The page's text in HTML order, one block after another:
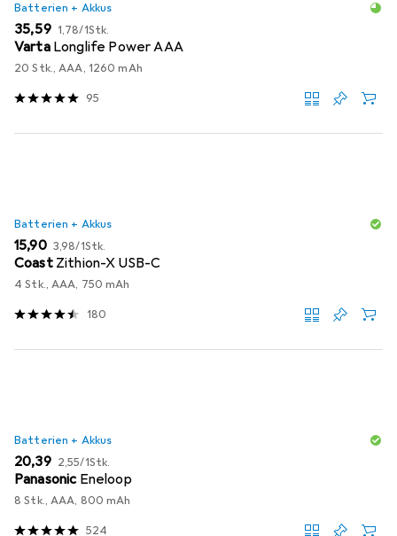
Batterien + Akkus
EUR
35,59 EUR
1,78/1Stk.
Varta Longlife Power AAA
20 Stk., AAA, 1260 mAh
95
Batterien + Akkus
EUR
15,90 EUR
3,98/1Stk.
Coast Zithion-X USB-C
4 Stk., AAA, 750 mAh
180
Batterien + Akkus
EUR
20,39 EUR
2,55/1Stk.
Panasonic Eneloop
8 Stk., AAA, 800 mAh
524